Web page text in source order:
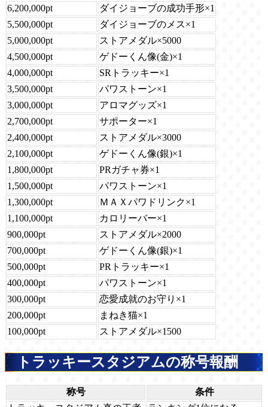
6,200,000pt
ダイジョーブの成功手形×1
5,500,000pt
ダイジョーブのメス×1
5,000,000pt
ストアメダル×5000
4,500,000pt
ゲドーくん像(金)×1
4,000,000pt
SRトラッキー×1
3,500,000pt
パワストーン×1
3,000,000pt
アロマグッズ×1
2,700,000pt
サポーター×1
2,400,000pt
ストアメダル×3000
2,100,000pt
ゲドーくん像(銀)×1
1,800,000pt
PRガチャ券×1
1,500,000pt
パワストーン×1
1,300,000pt
ＭＡＸパワドリンク×1
1,100,000pt
カロリーバー×1
900,000pt
ストアメダル×2000
700,000pt
ゲドーくん像(銀)×1
500,000pt
PRトラッキー×1
400,000pt
パワストーン×1
300,000pt
恋愛成就のお守り×1
200,000pt
まねき猫×1
100,000pt
ストアメダル×1500
トラッキースタジアムの称号報酬
称号
条件